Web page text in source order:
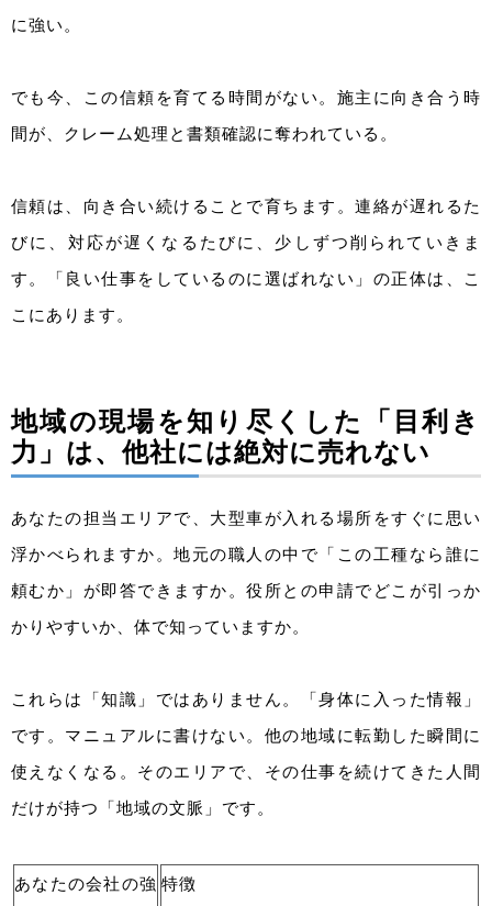
に強い。
でも今、この信頼を育てる時間がない。施主に向き合う時
間が、クレーム処理と書類確認に奪われている。
信頼は、向き合い続けることで育ちます。連絡が遅れるた
びに、対応が遅くなるたびに、少しずつ削られていきま
す。「良い仕事をしているのに選ばれない」の正体は、こ
こにあります。
地域の現場を知り尽くした「目利き
力」は、他社には絶対に売れない
あなたの担当エリアで、大型車が入れる場所をすぐに思い
浮かべられますか。地元の職人の中で「この工種なら誰に
頼むか」が即答できますか。役所との申請でどこが引っか
かりやすいか、体で知っていますか。
これらは「知識」ではありません。「身体に入った情報」
です。マニュアルに書けない。他の地域に転勤した瞬間に
使えなくなる。そのエリアで、その仕事を続けてきた人間
だけが持つ「地域の文脈」です。
あなたの会社の強 特徴